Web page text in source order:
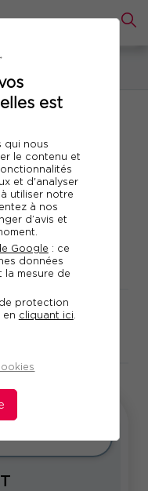
est
qui nous
le contenu et
et d'analyser
utiliser notre
à nos
d’avis et
Google : ce
données
la mesure de
protection
en cliquant ici
droit social
10749
de
(VAE)
« nouvelle
Sur-mesure